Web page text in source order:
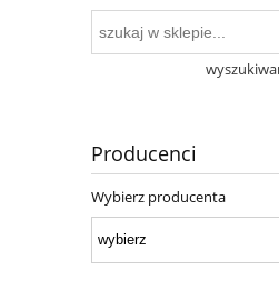
Producenci
Wybierz producenta